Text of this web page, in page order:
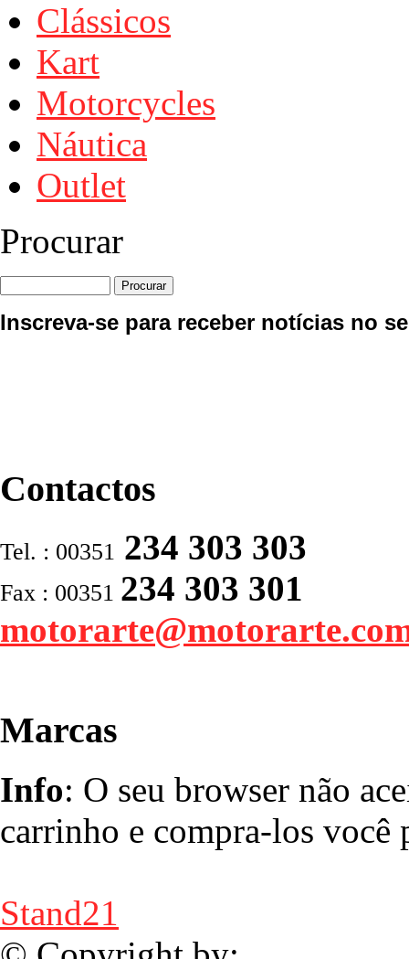
Clássicos
Kart
Motorcycles
Náutica
Outlet
Procurar
Inscreva-se para receber notícias no
Contactos
Tel. : 00351 234 303 303
Fax : 00351 234 303 301
Marcas
Info: O seu browser não
carrinho e compra-los você
Stand21